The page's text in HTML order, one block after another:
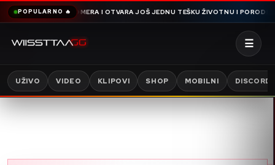
POPULARNO 🔥
SNIMA OMERA I OTVARA JOŠ JEDNU TEŠKU ŽIVOTNU I PORODIČNU
☰
UŽIVO VIDEO KLIPOVI SHOP MOBILNI DISCORD